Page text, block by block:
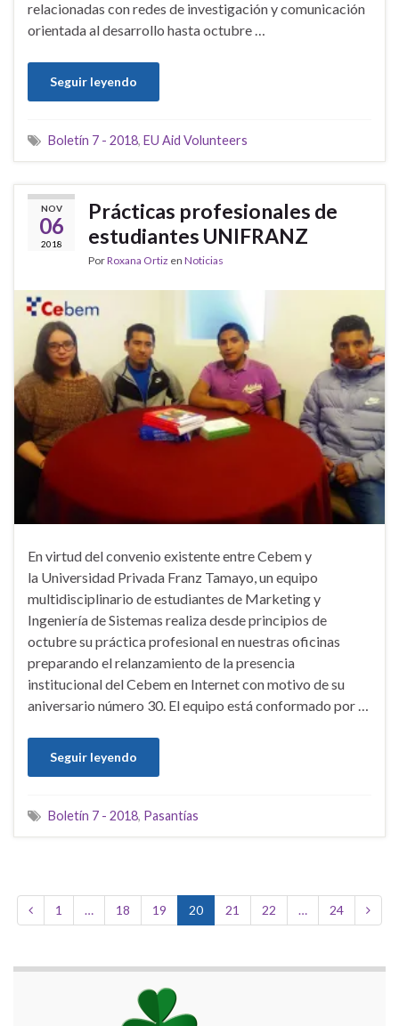
relacionadas con redes de investigación y comunicación
orientada al desarrollo hasta octubre …
Seguir leyendo
Boletín 7 - 2018, EU Aid Volunteers
NOV
06
2018
Prácticas profesionales de
estudiantes UNIFRANZ
PorRoxana Ortiz en Noticias
En virtud del convenio existente entre Cebem y
la Universidad Privada Franz Tamayo, un equipo
multidisciplinario de estudiantes de Marketing y
Ingeniería de Sistemas realiza desde principios de
octubre su práctica profesional en nuestras oficinas
preparando el relanzamiento de la presencia
institucional del Cebem en Internet con motivo de su
aniversario número 30. El equipo está conformado por …
Seguir leyendo
Boletín 7 - 2018, Pasantías
1 … 18 19 20 21 22 … 24